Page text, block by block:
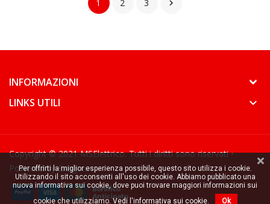
1 2 3 
keyboard_arrow_down
INFORMAZIONI keyboard_arrow_down
LINKS UTILI keyboard_arrow_down
Copyright © 2021 MSElettrico. Tutti i diritti sono riservati •
Powered byExagon
Per offrirti la miglior esperienza possibile, questo sito utilizza i cookie.
Utilizzando il sito acconsenti all'uso dei cookie. Abbiamo pubblicato una
nuova informativa sui cookie, dove puoi trovare maggiori informazioni sui
cookie che utilizziamo.Vedi l'informativa sui cookie. Ok